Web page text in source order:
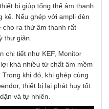
bị giúp tổng thể âm thanh
kể. Nếu ghép với ampli đèn
cho ra thứ âm thanh rất
thư giãn.
chi tiết như KEF, Monitor
khá nhiều từ chất âm mềm
khi đó, khi ghép cùng
thiết bị lại phát huy tốt
và tự nhiên.